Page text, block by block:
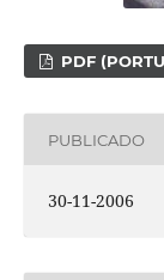
PDF
PUBLICADO
30-11-2006